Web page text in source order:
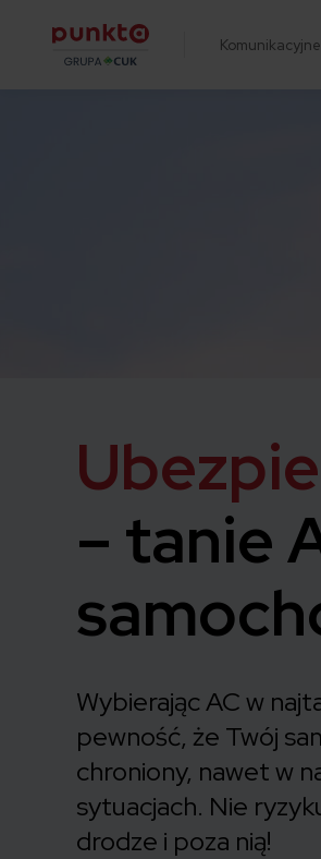
Komunikacyjne
– tanie
Wybierając AC w
pewność, że Twój
chroniony, nawet w
sytuacjach. Nie
drodze i poza nią!